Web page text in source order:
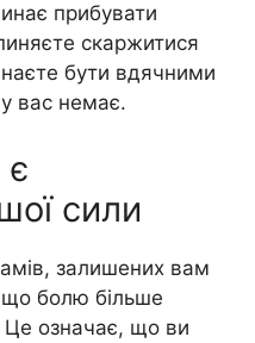
прибувати
скаржитися
бути вдячними
у вас немає.
сили
залишених вам
бoлю більше
Це означає, що ви